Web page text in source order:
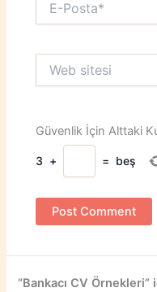
Posta*
sitesi
Güvenlik İçin Alttaki
3 + = beş
“Bankacı CV